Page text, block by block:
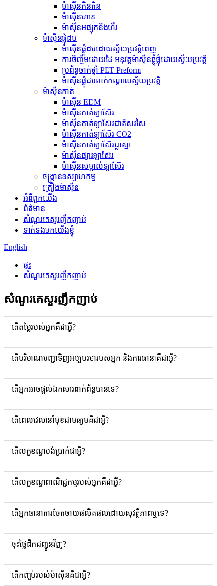
ម៉ាស៊ីនកិនកិន
ម៉ាស៊ីនហាន់
ម៉ាស៊ីនអផ្សុកនិងហឹរ
ម៉ាស៊ីនផ្លុំដប
ម៉ាស៊ីនផ្លុំដបដោយស្វ័យប្រវត្តិពេញ
ការចិញ្ចឹមដោយដៃ អនុវត្តម៉ាស៊ីនផ្លុំផ្លុំដោយស្វ័យប្រវត្តិ
ប្រព័ន្ធចាក់ថ្នាំ PET Preform
ម៉ាស៊ីនផ្លុំដបពាក់កណ្តាលស្វ័យប្រវត្តិ
ម៉ាស៊ីនកាត់
ម៉ាស៊ីន EDM
ម៉ាស៊ីនកាត់ឡាស៊ែរ
ម៉ាស៊ីនកាត់ឡាស៊ែរជាតិសរសៃ
ម៉ាស៊ីនកាត់ឡាស៊ែរ CO2
ម៉ាស៊ីនកាត់ឡាស៊ែរប្លាស្មា
ម៉ាស៊ីនផ្សារឡាស៊ែរ
ម៉ាស៊ីនសម្គាល់ឡាស៊ែរ
ចង្ក្រានឧស្សាហកម្ម
គ្រឿងម៉ាស៊ីន
អំពីពួកយើង
ព័ត៌មាន
សំណួរគេសួរញឹកញាប់
ទាក់ទងមកយើងខ្ញុំ
English
ផ្ទះ
សំណួរគេសួរញឹកញាប់
សំណួរគេសួរញឹកញាប់
តើតម្លៃរបស់អ្នកគឺជាអ្វី?
តើបរិមាណបញ្ជាទិញអប្បបរមារបស់អ្នក និងការធានាគឺជាអ្វី?
តើអ្នកអាចផ្តល់ឯកសារពាក់ព័ន្ធបានទេ?
តើពេលវេលានាំមុខជាមធ្យមគឺជាអ្វី?
តើលក្ខខណ្ឌបង់ប្រាក់ជាអ្វី?
តើលក្ខខណ្ឌពាណិជ្ជកម្មរបស់អ្នកគឺជាអ្វី?
តើ​អ្នក​ធានា​ការ​ចែកចាយ​ផលិតផល​ដោយ​សុវត្ថិភាព​ឬ​ទេ?
ចុះថ្លៃដឹកជញ្ជូនវិញ?
តើកញ្ចប់របស់ម៉ាស៊ីនគឺជាអ្វី?